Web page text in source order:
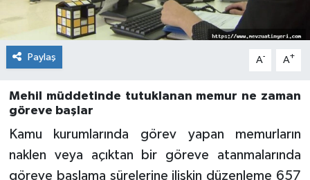
Paylaş A- A+
Mehil müddetinde tutuklanan memur ne zaman
göreve başlar
Kamu kurumlarında görev yapan memurların
naklen veya açıktan bir göreve atanmalarında
göreve başlama sürelerine ilişkin düzenleme 657